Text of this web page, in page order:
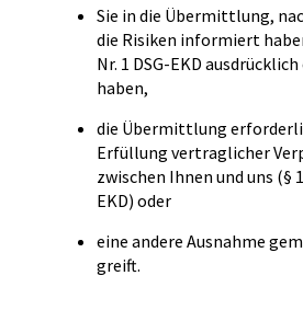
Sie in die Übermittlung,
die Risiken informiert
Nr. 1 DSG-EKD
haben,
die Übermittlung
Erfüllung vertraglicher
zwischen Ihnen und uns (§
EKD) oder
eine andere Ausnahme
greift.